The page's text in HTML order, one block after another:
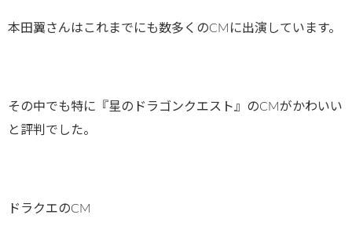
本田翼さんはこれまでにも数多くのCMに出演しています。
その中でも特に『星のドラゴンクエスト』のCMがかわいい
と評判でした。
ドラクエのCM